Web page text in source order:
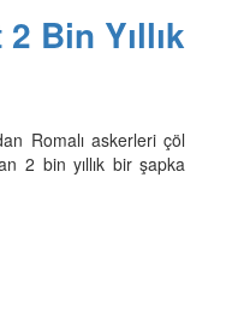
Bin Yıllık
Romalı askerleri çöl
2 bin yıllık bir şapka